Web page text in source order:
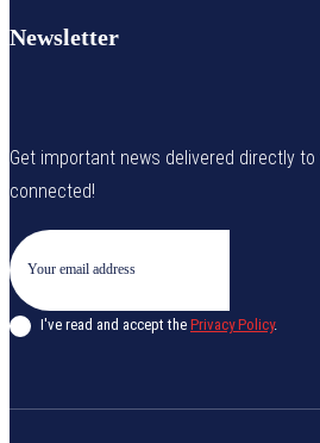
Newsletter
Get important news delivered directly
connected!
I've read and accept the Privacy Policy.